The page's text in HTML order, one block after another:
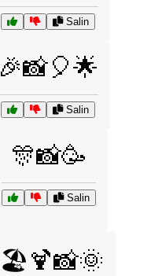
Salin
🎉📸🎈🌟
Salin
🎊📸🥳
Salin
🏖️🍹📸🌞